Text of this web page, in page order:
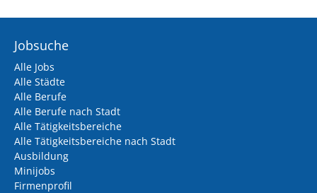
Jobsuche
Alle Jobs
Alle Städte
Alle Berufe
Alle Berufe nach Stadt
Alle Tätigkeitsbereiche
Alle Tätigkeitsbereiche nach Stadt
Ausbildung
Minijobs
Firmenprofil